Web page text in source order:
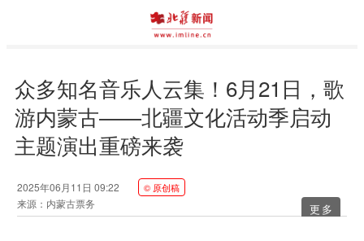
众多知名音乐人云集！6月21日，歌
游内蒙古——北疆文化活动季启动
主题演出重磅来袭
2025年06月11日 09:22
来源：内蒙古票务
© 原创稿
更多